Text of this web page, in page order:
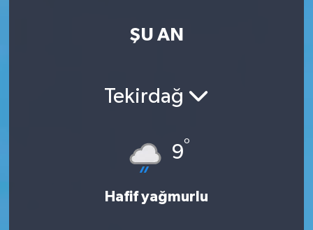
ŞU AN
Tekirdağ
9°
Hafif yağmurlu
Tarih - Kültür - Sanat - Turizm
Son Dakika Haberleri